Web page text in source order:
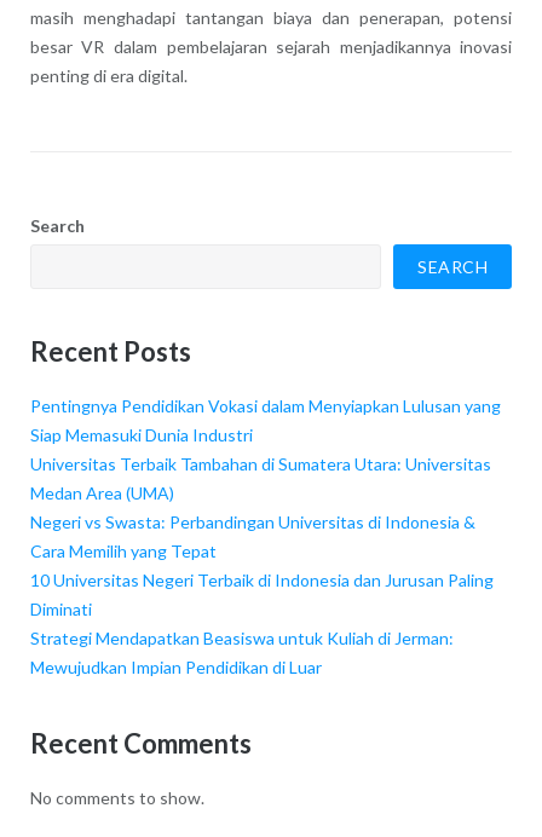
masih menghadapi tantangan biaya dan penerapan, potensi
besar VR dalam pembelajaran sejarah menjadikannya inovasi
penting di era digital.
Search
SEARCH
Recent Posts
Pentingnya Pendidikan Vokasi dalam Menyiapkan Lulusan yang
Siap Memasuki Dunia Industri
Universitas Terbaik Tambahan di Sumatera Utara: Universitas
Medan Area (UMA)
Negeri vs Swasta: Perbandingan Universitas di Indonesia &
Cara Memilih yang Tepat
10 Universitas Negeri Terbaik di Indonesia dan Jurusan Paling
Diminati
Strategi Mendapatkan Beasiswa untuk Kuliah di Jerman:
Mewujudkan Impian Pendidikan di Luar
Recent Comments
No comments to show.